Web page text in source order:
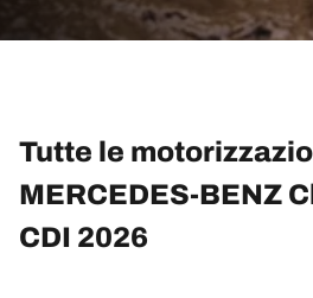
Tutte le
MERCEDES-BENZ
CDI 2026